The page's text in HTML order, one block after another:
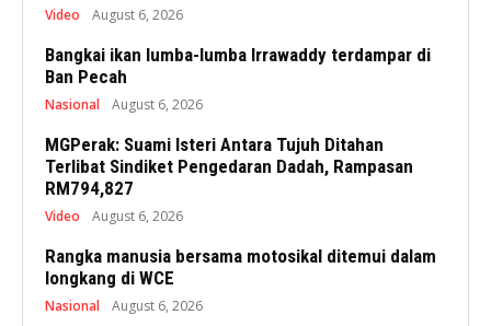
Video August 6, 2026
Bangkai ikan lumba-lumba Irrawaddy terdampar di
Ban Pecah
Nasional August 6, 2026
MGPerak: Suami Isteri Antara Tujuh Ditahan
Terlibat Sindiket Pengedaran Dadah, Rampasan
RM794,827
Video August 6, 2026
Rangka manusia bersama motosikal ditemui dalam
longkang di WCE
Nasional August 6, 2026